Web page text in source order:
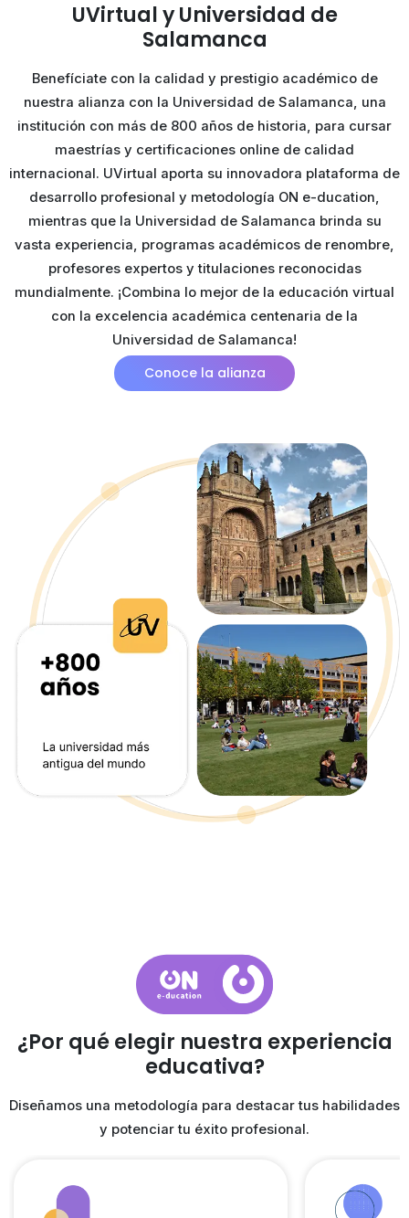
UVirtual y Universidad de
Salamanca
Benefíciate con la calidad y prestigio académico de
nuestra alianza con la Universidad de Salamanca, una
institución con más de 800 años de historia, para cursar
maestrías y certificaciones online de calidad
internacional. UVirtual aporta su innovadora plataforma de
desarrollo profesional y metodología ON e-ducation,
mientras que la Universidad de Salamanca brinda su
vasta experiencia, programas académicos de renombre,
profesores expertos y titulaciones reconocidas
mundialmente. ¡Combina lo mejor de la educación virtual
con la excelencia académica centenaria de la
Universidad de Salamanca!
Conoce la alianza
¿Por qué elegir nuestra experiencia
educativa?
Diseñamos una metodología para destacar tus habilidades
y potenciar tu éxito profesional.